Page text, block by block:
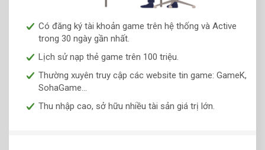
Có đăng ký tài khoản game trên hệ thống và Active
trong 30 ngày gần nhất.
Lịch sử nạp thẻ game trên 100 triệu.
Thường xuyên truy cập các website tin game: GameK,
SohaGame...
Thu nhập cao, sở hữu nhiều tài sản giá trị lớn.